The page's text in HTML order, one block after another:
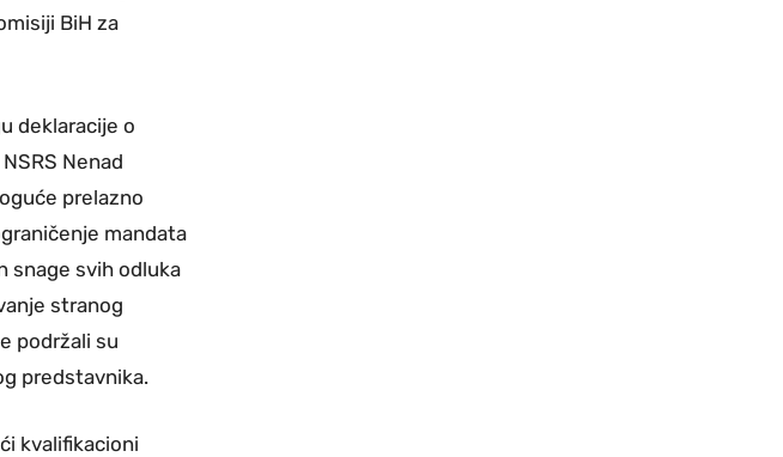
BiH za
deklaracije o
Nenad
prelazno
mandata
snage svih odluka
stranog
podržali su
predstavnika.
kvalifikacioni